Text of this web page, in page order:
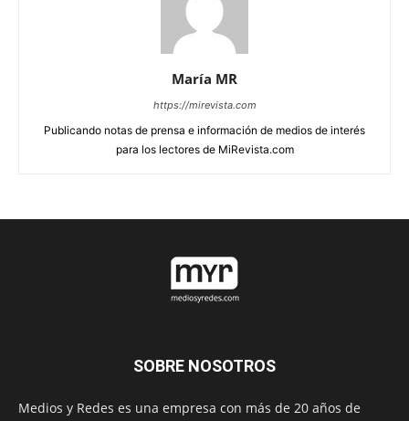
María MR
https://mirevista.com
Publicando notas de prensa e información de medios de interés
para los lectores de MiRevista.com
SOBRE NOSOTROS
Medios y Redes es una empresa con más de 20 años de